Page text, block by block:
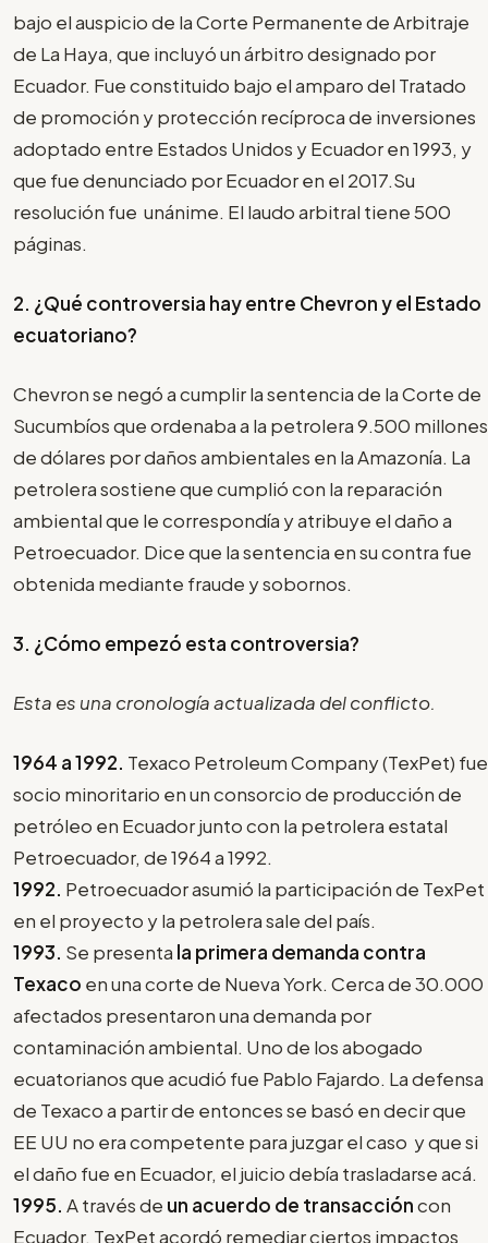
bajo el auspicio de la Corte Permanente de Arbitraje
de La Haya, que incluyó un árbitro designado por
Ecuador. Fue constituido bajo el amparo del Tratado
de promoción y protección recíproca de inversiones
adoptado entre Estados Unidos y Ecuador en 1993, y
que fue denunciado por Ecuador en el 2017.Su
resolución fue unánime. El laudo arbitral tiene 500
páginas.
2. ¿Qué controversia hay entre Chevron y el Estado
ecuatoriano?
Chevron se negó a cumplir la sentencia de la Corte de
Sucumbíos que ordenaba a la petrolera 9.500 millones
de dólares por daños ambientales en la Amazonía. La
petrolera sostiene que cumplió con la reparación
ambiental que le correspondía y atribuye el daño a
Petroecuador. Dice que la sentencia en su contra fue
obtenida mediante fraude y sobornos.
3. ¿Cómo empezó esta controversia?
Esta es una cronología actualizada del conflicto.
1964 a 1992. Texaco Petroleum Company (TexPet) fue
socio minoritario en un consorcio de producción de
petróleo en Ecuador junto con la petrolera estatal
Petroecuador, de 1964 a 1992.
1992. Petroecuador asumió la participación de TexPet
en el proyecto y la petrolera sale del país.
1993. Se presenta la primera demanda contra
Texaco en una corte de Nueva York. Cerca de 30.000
afectados presentaron una demanda por
contaminación ambiental. Uno de los abogado
ecuatorianos que acudió fue Pablo Fajardo. La defensa
de Texaco a partir de entonces se basó en decir que
EE UU no era competente para juzgar el caso y que si
el daño fue en Ecuador, el juicio debía trasladarse acá.
1995. A través de un acuerdo de transaccióncon
Ecuador, TexPet acordó remediar ciertos impactos